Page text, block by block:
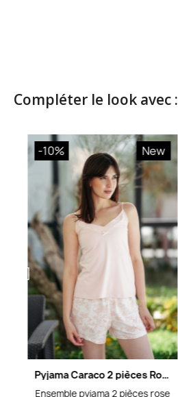
Compléter le look avec :
Aperçu rapide
-10% New
Pyjama Caraco 2 pièces Rose - Top uni & Short imprimé
Ensemble pyjama 2 pièces rose